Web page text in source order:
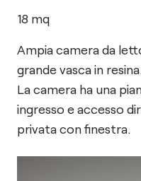
18 mq
Ampia camera da
grande vasca in resina.
La camera ha una
ingresso e accesso
privata con finestra.